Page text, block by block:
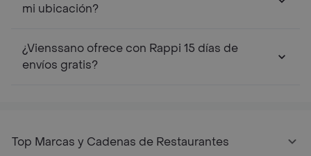
mi ubicación?
¿Vienssano ofrece con Rappi 15 días de
envíos gratis?
Top Marcas y Cadenas de Restaurantes